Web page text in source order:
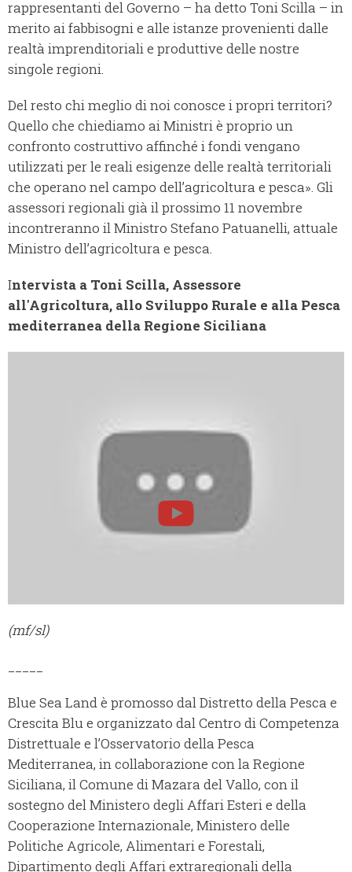
rappresentanti del Governo – ha detto Toni Scilla – in
merito ai fabbisogni e alle istanze provenienti dalle
realtà imprenditoriali e produttive delle nostre
singole regioni.
Del resto chi meglio di noi conosce i propri territori?
Quello che chiediamo ai Ministri è proprio un
confronto costruttivo affinché i fondi vengano
utilizzati per le reali esigenze delle realtà territoriali
che operano nel campo dell’agricoltura e pesca». Gli
assessori regionali già il prossimo 11 novembre
incontreranno il Ministro Stefano Patuanelli, attuale
Ministro dell’agricoltura e pesca.
Intervista a Toni Scilla, Assessore
all'Agricoltura, allo Sviluppo Rurale e alla Pesca
mediterranea della Regione Siciliana
(mf/sl)
Blue Sea Land è promosso dal Distretto della Pesca e
Crescita Blu e organizzato dal Centro di Competenza
Distrettuale e l’Osservatorio della Pesca
Mediterranea, in collaborazione con la Regione
Siciliana, il Comune di Mazara del Vallo, con il
sostegno del Ministero degli Affari Esteri e della
Cooperazione Internazionale, Ministero delle
Politiche Agricole, Alimentari e Forestali,
Dipartimento degli Affari extraregionali della